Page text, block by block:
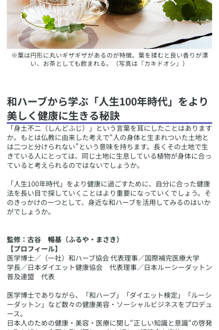
​※葉は円形に丸いギザギザがあるのが特徴。葉を揉むと良い香りが漂
い、お茶としても飲まれる。（写真は『カキドオシ』）
​和ハーブから学ぶ「人生100年時代」をより
美しく健康に生きる秘訣
​「身土不二（しんどふじ）」という言葉を耳にしたことはあります
か。もとは仏教に由来した考えで“人の身体と生まれついた土地と
は二つと分けられない”という意味を持ちます。長くその土地で生
きている人にとっては、同じ土地に生息している植物が身体に合っ
ていると考えられるのではないでしょうか。
「人生100年時代」をより健康に過ごすために、自分に合った健康
法を長い目で探していくことはより重要になっていくでしょう。そ
のきっかけの一つとして、身近な和ハーブを活用してみるのはいか
がでしょうか。
監修：古谷 暢基（ふるや・まさき）
【プロフィール】
医学博士／（一社）和ハーブ協会 代表理事／国際補完医療大学
学長／日本ダイエット健康協会 代表理事／日本ルーシーダットン
普及連盟 代表
医学博士でありながら、「和ハーブ」「ダイエット検定」「ルーシ
ーダットン」など数々の健康美容・ソーシャルビジネスをプロデュ
ース。
日本人のための健康・美容・医療に関し“正しい知識と意識“の啓発